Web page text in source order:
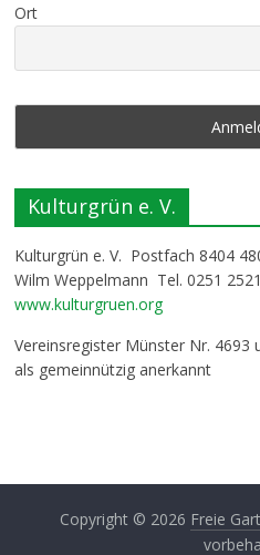
Ort
Kulturgrün e. V.
Kulturgrün e. V. Postfach 8404
Wilm Weppelmann Tel. 0251
www.kulturgruen.org
Vereinsregister Münster Nr.
als gemeinnützig anerkannt
Copyright © 2026 Freie